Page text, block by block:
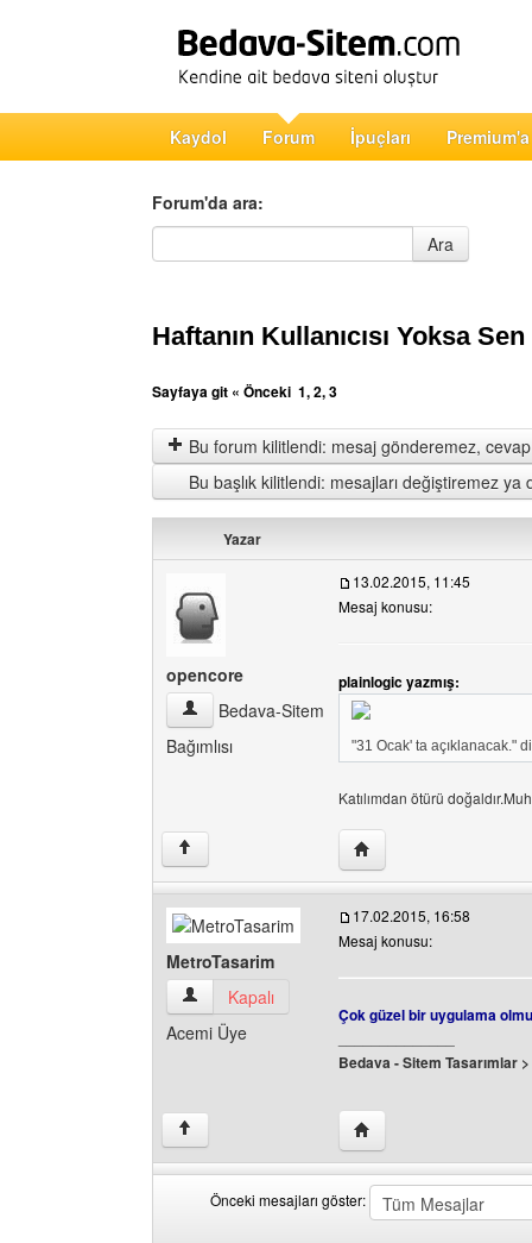
Kaydol Forum İpuçları
Forum'da ara:
Forum'da ara
Ara
Haftanın Kullanıcısı Yoksa
Sayfaya git « Önceki 1,2,3
Bu forum kilitlendi: mesaj gönderemez,
Bu başlık kilitlendi: mesajları değiştiremez ya
Yazar
opencore
opencore Kullanıcının profilini görüntüle
Bedava-Sitem
Bağımlısı
13.02.2015, 11:45
Mesaj konusu:
plainlogic yazmış:
"31 Ocak' ta açıklanacak."
Katılımdan ötürü
↑ Yazarın web sitesini
MetroTasarim
MetroTasarim Kullanıcının profilini görüntüle
Kapalı
Acemi Üye
17.02.2015, 16:58
Mesaj konusu:
Çok güzel bir uygulama
Bedava - Sitem Tasarımlar >
↑ Yazarın web sitesini
Önceki mesajları göster: